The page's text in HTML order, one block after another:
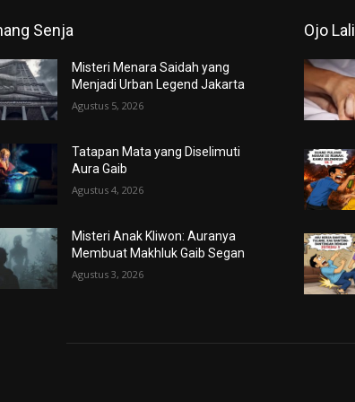
Senja
Misteri Menara Saidah yang
Menjadi Urban Legend Jakarta
Agustus 5, 2026
Tatapan Mata yang Diselimuti
Aura Gaib
Agustus 4, 2026
Misteri Anak Kliwon: Auranya
Membuat Makhluk Gaib Segan
Agustus 3, 2026
Ojo Lali